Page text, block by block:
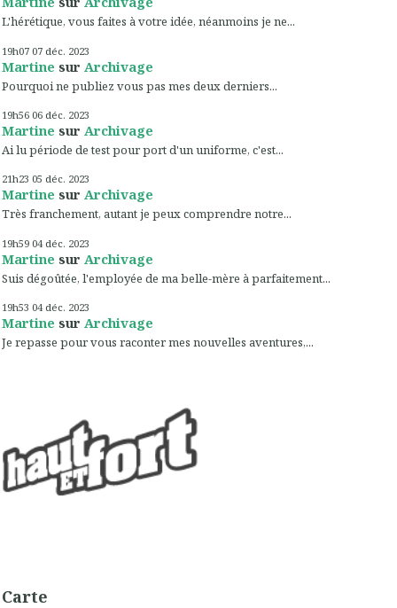
L'hérétique, vous faites à votre idée, néanmoins je ne...
19h07 07 déc. 2023
Martine sur Archivage
Pourquoi ne publiez vous pas mes deux derniers...
19h56 06 déc. 2023
Martine sur Archivage
Ai lu période de test pour port d'un uniforme, c'est...
21h23 05 déc. 2023
Martine sur Archivage
Très franchement, autant je peux comprendre notre...
19h59 04 déc. 2023
Martine sur Archivage
Suis dégoûtée, l'employée de ma belle-mère à parfaitement...
19h53 04 déc. 2023
Martine sur Archivage
Je repasse pour vous raconter mes nouvelles aventures,...
Carte